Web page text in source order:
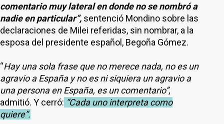
comentario muy lateral en donde no se nombró a
nadie en particular”, sentenció Mondino sobre las
declaraciones de Milei referidas, sin nombrar, a la
esposa del presidente español, Begoña Gómez.
“Hay una sola frase que no merece nada, no es un
agravio a España y no es ni siquiera un agravio a
una persona en España, es un comentario”,
admitió. Y cerró: “Cada uno interpreta como
quiere”.